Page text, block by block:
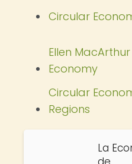
Circular
Ellen
Economy
Circular
Regions
La